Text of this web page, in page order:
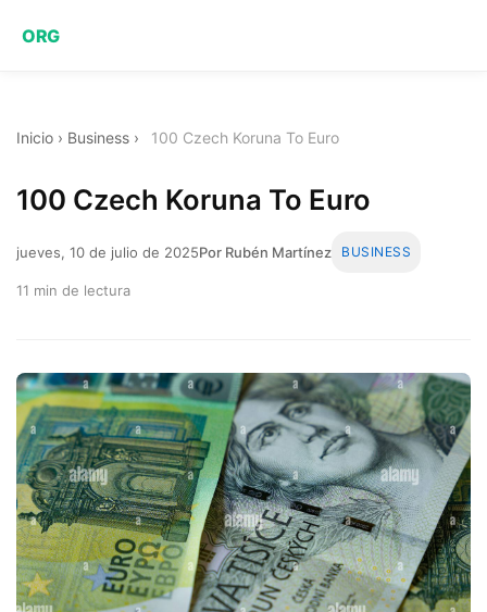
ORG
Inicio › Business › 100 Czech Koruna To Euro
100 Czech Koruna To Euro
jueves, 10 de julio de 2025Por Rubén Martínez BUSINESS
11 min de lectura